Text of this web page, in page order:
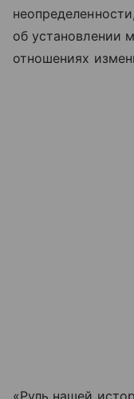
об установлении
отношениях
«Руль нашей